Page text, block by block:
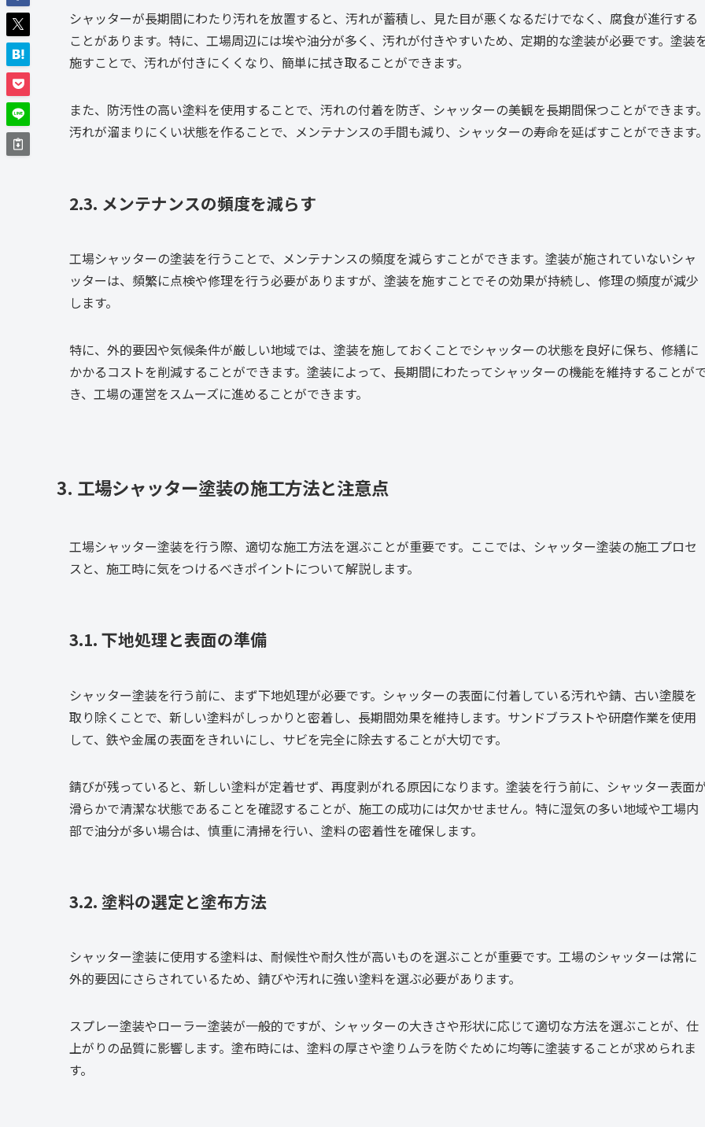
シャッターが長期間にわたり汚れを放置すると、汚れが蓄積し、見た目が悪くなるだけでなく、腐食が進行する
ことがあります。特に、工場周辺には埃や油分が多く、汚れが付きやすいため、定期的な塗装が必要です。塗装
施すことで、汚れが付きにくくなり、簡単に拭き取ることができます。
また、防汚性の高い塗料を使用することで、汚れの付着を防ぎ、シャッターの美観を長期間保つことができます
汚れが溜まりにくい状態を作ることで、メンテナンスの手間も減り、シャッターの寿命を延ばすことができます
2.3. メンテナンスの頻度を減らす
工場シャッターの塗装を行うことで、メンテナンスの頻度を減らすことができます。塗装が施されていないシャ
ッターは、頻繁に点検や修理を行う必要がありますが、塗装を施すことでその効果が持続し、修理の頻度が減少
します。
特に、外的要因や気候条件が厳しい地域では、塗装を施しておくことでシャッターの状態を良好に保ち、修繕に
かかるコストを削減することができます。塗装によって、長期間にわたってシャッターの機能を維持することが
き、工場の運営をスムーズに進めることができます。
3. 工場シャッター塗装の施工方法と注意点
工場シャッター塗装を行う際、適切な施工方法を選ぶことが重要です。ここでは、シャッター塗装の施工プロセ
スと、施工時に気をつけるべきポイントについて解説します。
3.1. 下地処理と表面の準備
シャッター塗装を行う前に、まず下地処理が必要です。シャッターの表面に付着している汚れや錆、古い塗膜を
取り除くことで、新しい塗料がしっかりと密着し、長期間効果を維持します。サンドブラストや研磨作業を使用
して、鉄や金属の表面をきれいにし、サビを完全に除去することが大切です。
錆びが残っていると、新しい塗料が定着せず、再度剥がれる原因になります。塗装を行う前に、シャッター表面
滑らかで清潔な状態であることを確認することが、施工の成功には欠かせません。特に湿気の多い地域や工場内
部で油分が多い場合は、慎重に清掃を行い、塗料の密着性を確保します。
3.2. 塗料の選定と塗布方法
シャッター塗装に使用する塗料は、耐候性や耐久性が高いものを選ぶことが重要です。工場のシャッターは常に
外的要因にさらされているため、錆びや汚れに強い塗料を選ぶ必要があります。
スプレー塗装やローラー塗装が一般的ですが、シャッターの大きさや形状に応じて適切な方法を選ぶことが、仕
上がりの品質に影響します。塗布時には、塗料の厚さや塗りムラを防ぐために均等に塗装することが求められま
す。